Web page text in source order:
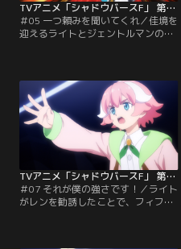
TVアニメ「シャドウバースF」 第05話
＃05 一つ頼みを聞いてくれ／佳境を
迎えるライトとジェントルマンのバ
プレイが、次第にジェントルマンを
追い詰めていく。ライトの熱い想い
が勝つか、ジェントルマンの冷徹な
戦術が勝つか、2人のバトルの決着
は近い。
TVアニメ「シャドウバースF」 第07話
＃07 それが僕の強さです！／ライト
がレンを勧誘したことで、フィフス